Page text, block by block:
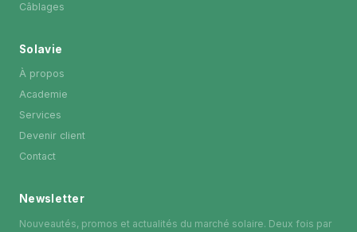
Câblages
Solavie
À propos
Academie
Services
Devenir client
Contact
Newsletter
Nouveautés, promos et actualités du marché solaire. Deux fois par